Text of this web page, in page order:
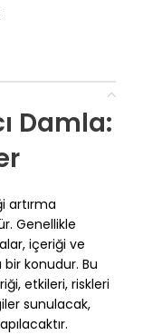
Damla:
artırma
Genellikle
içeriği ve
bir konudur. Bu
etkileri, riskleri
sunulacak,